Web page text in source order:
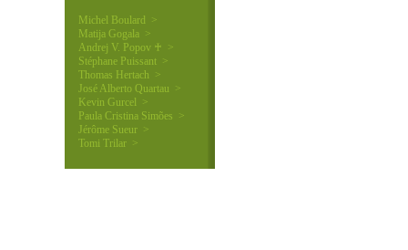
Michel Boulard >
Matija Gogala >
Andrej V. Popov ♰ >
Stéphane Puissant >
Thomas Hertach >
José Alberto Quartau >
Kevin Gurcel >
Paula Cristina Simões >
Jérôme Sueur >
Tomi Trilar >